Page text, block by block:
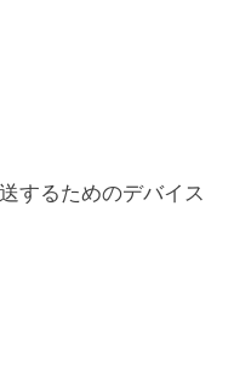
するためのデバイス